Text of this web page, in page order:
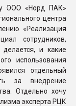
ООО «Норд ПАК»
центра
«Реализация
сотрудников,
и какие
использования
отдельный
за внедрение
Отдельно хочу
эксперта РЦК